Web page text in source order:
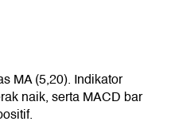
MA (5,20). Indikator
naik, serta MACD bar